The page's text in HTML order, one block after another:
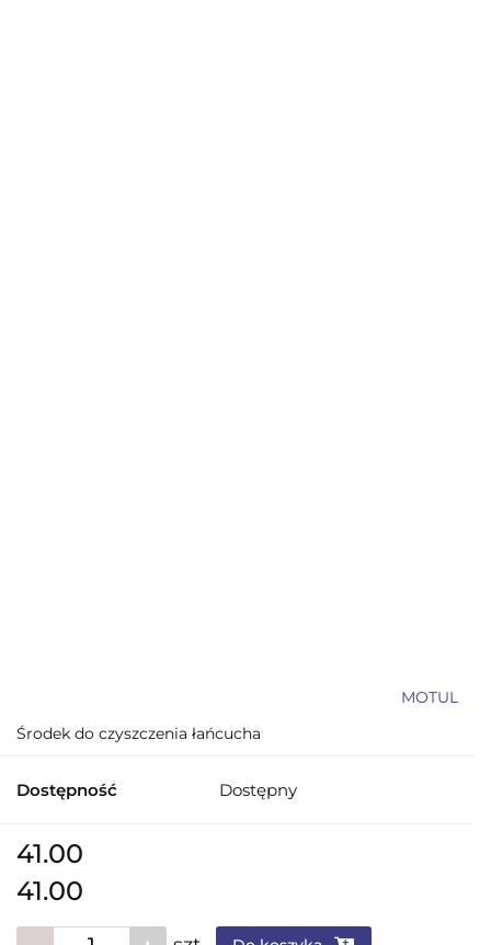
MOTUL
Środek do czyszczenia łańcucha
Dostępność Dostępny
41.00
41.00